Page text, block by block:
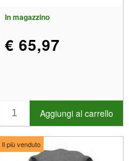
In magazzino
€ 65,97
Aggiungi al carrello
Il più venduto